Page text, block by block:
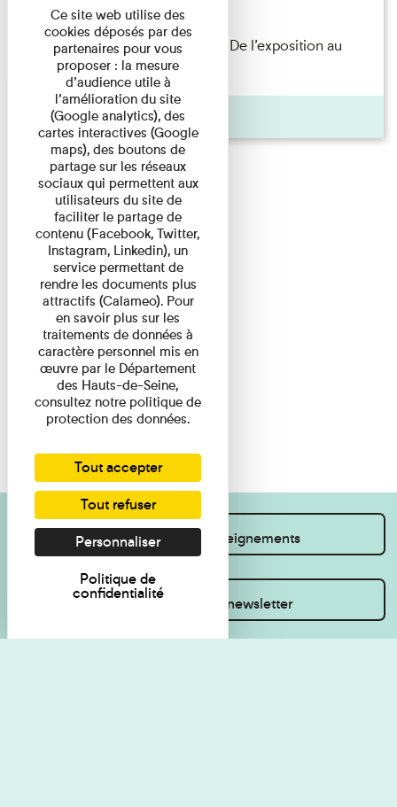
Lecture
Les Invités de l’Imprimerie n°8. De l’exposition au
livre. Modernités ...
Pages
Je souhaite des renseignements
Inscrivez-vous à la newsletter
Ce site web utilise des
cookies déposés par des
partenaires pour vous
proposer : la mesure
d’audience utile à
l’amélioration du site
(Google analytics), des
cartes interactives (Google
maps), des boutons de
partage sur les réseaux
sociaux qui permettent aux
utilisateurs du site de
faciliter le partage de
contenu (Facebook, Twitter,
Instagram, Linkedin), un
service permettant de
rendre les documents plus
attractifs (Calameo). Pour
en savoir plus sur les
traitements de données à
caractère personnel mis en
œuvre par le Département
des Hauts-de-Seine,
consultez notre politique de
protection des données.
Tout accepter
Tout refuser
Personnaliser
Politique de
confidentialité